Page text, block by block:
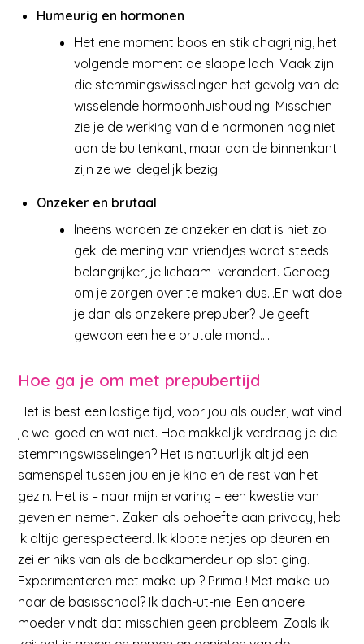
Humeurig en hormonen
Het ene moment boos en stik chagrijnig, het
volgende moment de slappe lach. Vaak zijn
die stemmingswisselingen het gevolg van de
wisselende hormoonhuishouding. Misschien
zie je de werking van die hormonen nog niet
aan de buitenkant, maar aan de binnenkant
zijn ze wel degelijk bezig!
Onzeker en brutaal
Ineens worden ze onzeker en dat is niet zo
gek: de mening van vriendjes wordt steeds
belangrijker, je lichaam verandert. Genoeg
om je zorgen over te maken dus…En wat doe
je dan als onzekere prepuber? Je geeft
gewoon een hele brutale mond….
Hoe ga je om met prepubertijd
Het is best een lastige tijd, voor jou als ouder, wat vind
je wel goed en wat niet. Hoe makkelijk verdraag je die
stemmingswisselingen? Het is natuurlijk altijd een
samenspel tussen jou en je kind en de rest van het
gezin. Het is – naar mijn ervaring – een kwestie van
geven en nemen. Zaken als behoefte aan privacy, heb
ik altijd gerespecteerd. Ik klopte netjes op deuren en
zei er niks van als de badkamerdeur op slot ging.
Experimenteren met make-up ? Prima ! Met make-up
naar de basisschool? Ik dach-ut-nie! Een andere
moeder vindt dat misschien geen probleem. Zoals ik